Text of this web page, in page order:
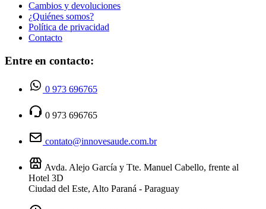
Cambios y devoluciones
¿Quiénes somos?
Política de privacidad
Contacto
Entre en contacto:
0 973 696765
0 973 696765
contato@innovesaude.com.br
Avda. Alejo García y Tte. Manuel Cabello, frente al
Hotel 3D
Ciudad del Este, Alto Paraná - Paraguay